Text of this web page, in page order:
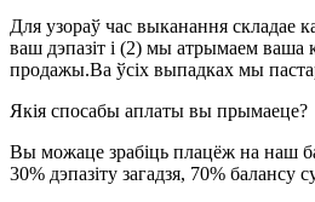
Для узораў час выканання складае
ваш дэпазіт і (2) мы атрымаем ваша
продажы.Ва ўсіх выпадках мы
Якія спосабы аплаты вы прымаеце?
Вы можаце зрабіць плацёж на наш
30% дэпазіту загадзя, 70% балансу